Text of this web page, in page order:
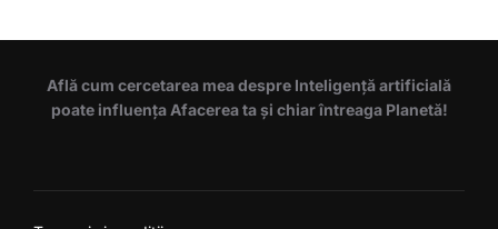
Află cum cercetarea mea despre Inteligență artificială
poate influența Afacerea ta și chiar întreaga Planetă!